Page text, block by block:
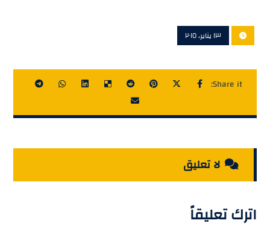
١٣ يناير، ٢٠١٥
لا تعليق
اترك تعليقاً